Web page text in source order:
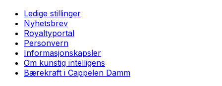
Ledige stillinger
Nyhetsbrev
Royaltyportal
Personvern
Informasjonskapsler
Om kunstig intelligens
Bærekraft i Cappelen Damm